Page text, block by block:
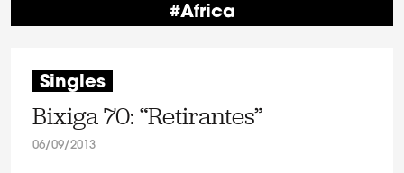
#Africa
Singles
Bixiga 70: “Retirantes”
06/09/2013